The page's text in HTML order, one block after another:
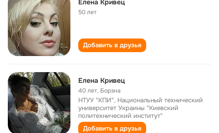
Елена Кривец
50 лет
Добавить в друзья
Елена Кривец
40 лет, Борзна
НТУУ "КПИ", Национальный технический
университет Украины "Киевский
политехнический институт"
Добавить в друзья